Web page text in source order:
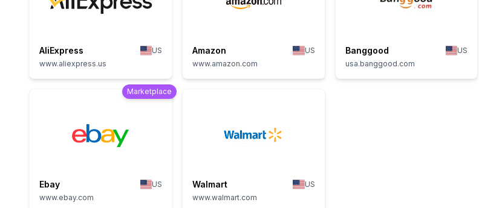
AliExpress
US
www.aliexpress.us
Amazon
US
www.amazon.com
Banggood
US
usa.banggood.com
Marketplace
Ebay
US
www.ebay.com
Walmart
US
www.walmart.com